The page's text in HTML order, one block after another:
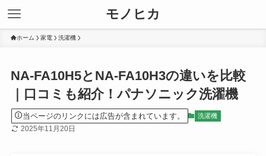
モノヒカ
ホーム 家電 洗濯機
NA-FA10H5とNA-FA10H3の違いを比較
｜口コミも紹介！パナソニック洗濯機
当ページのリンクには広告が含まれています。 洗濯機
2025年11月20日